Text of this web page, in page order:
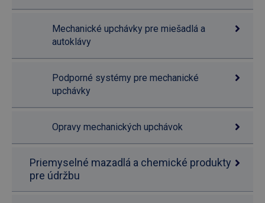
Mechanické upchávky pre miešadlá a
autoklávy
Podporné systémy pre mechanické
upchávky
Opravy mechanických upchávok
Priemyselné mazadlá a chemické produkty
pre údržbu